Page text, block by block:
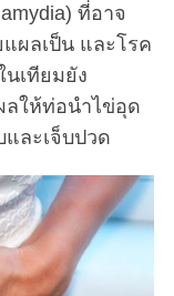
ที่อาจ
ผลเป็น และโรค
เทียมยัง
ลให้ท่อนำไข่อุด
ละเจ็บปวด